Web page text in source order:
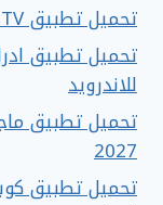
تحميل تطبيق NS TV إن إس تيفي للأندرويد 2027
للاندرويد
2027